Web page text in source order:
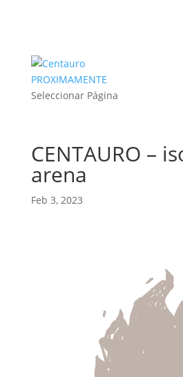
PROXIMAMENTE
Seleccionar Página
CENTAURO –
arena
Feb 3, 2023